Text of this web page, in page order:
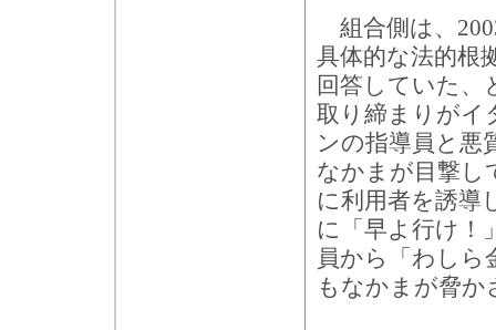
組合側は、
具体的な法的根
回答していた、
取り締まりがイ
ンの指導員と悪
なかまが目撃し
に利用者を誘導
に「早よ行け！
員から「わしら
もなかまが脅